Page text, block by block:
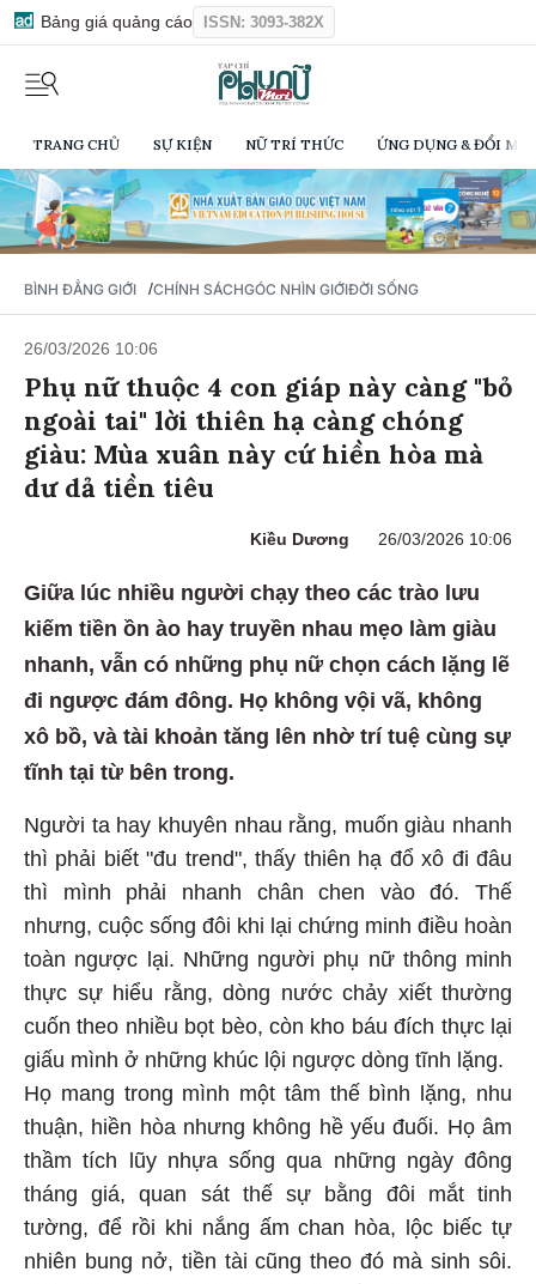
Bảng giá quảng cáo ISSN: 3093-382X
TRANG CHỦ SỰ KIỆN NỮ TRÍ THỨC ỨNG DỤNG & ĐỔI
BÌNH ĐẲNG GIỚI /CHÍNH SÁCHGÓC NHÌN GIỚIĐỜI SỐNG
26/03/2026 10:06
Phụ nữ thuộc 4 con giáp này càng "bỏ
ngoài tai" lời thiên hạ càng chóng
giàu: Mùa xuân này cứ hiền hòa mà
dư dả tiền tiêu
Kiều Dương 26/03/2026 10:06
Giữa lúc nhiều người chạy theo các trào lưu
kiếm tiền ồn ào hay truyền nhau mẹo làm giàu
nhanh, vẫn có những phụ nữ chọn cách lặng lẽ
đi ngược đám đông. Họ không vội vã, không
xô bồ, và tài khoản tăng lên nhờ trí tuệ cùng sự
tĩnh tại từ bên trong.
Người ta hay khuyên nhau rằng, muốn giàu nhanh
thì phải biết "đu trend", thấy thiên hạ đổ xô đi đâu
thì mình phải nhanh chân chen vào đó. Thế
nhưng, cuộc sống đôi khi lại chứng minh điều hoàn
toàn ngược lại. Những người phụ nữ thông minh
thực sự hiểu rằng, dòng nước chảy xiết thường
cuốn theo nhiều bọt bèo, còn kho báu đích thực lại
giấu mình ở những khúc lội ngược dòng tĩnh lặng.
Họ mang trong mình một tâm thế bình lặng, nhu
thuận, hiền hòa nhưng không hề yếu đuối. Họ âm
thầm tích lũy nhựa sống qua những ngày đông
tháng giá, quan sát thế sự bằng đôi mắt tinh
tường, để rồi khi nắng ấm chan hòa, lộc biếc tự
nhiên bung nở, tiền tài cũng theo đó mà sinh sôi.